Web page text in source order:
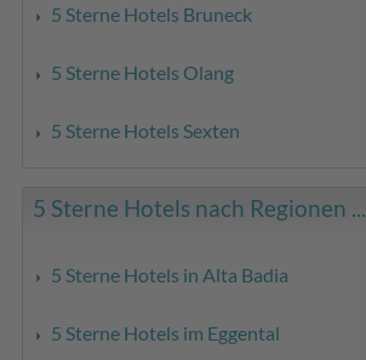
5 Sterne Hotels Bruneck
5 Sterne Hotels Olang
5 Sterne Hotels Sexten
5 Sterne Hotels nach Regionen ...
5 Sterne Hotels in Alta Badia
5 Sterne Hotels im Eggental